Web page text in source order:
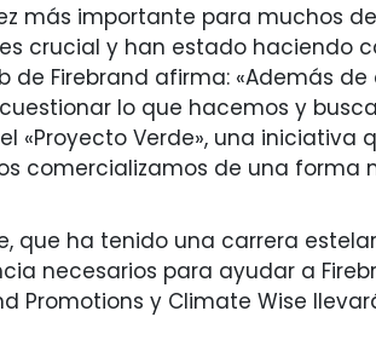
más importante para muchos
crucial y han estado haciendo
de Firebrand afirma: «Además
lo que hacemos y
«Proyecto Verde», una
comercializamos de una forma
que ha tenido una carrera
necesarios para ayudar a
Promotions y Climate Wise